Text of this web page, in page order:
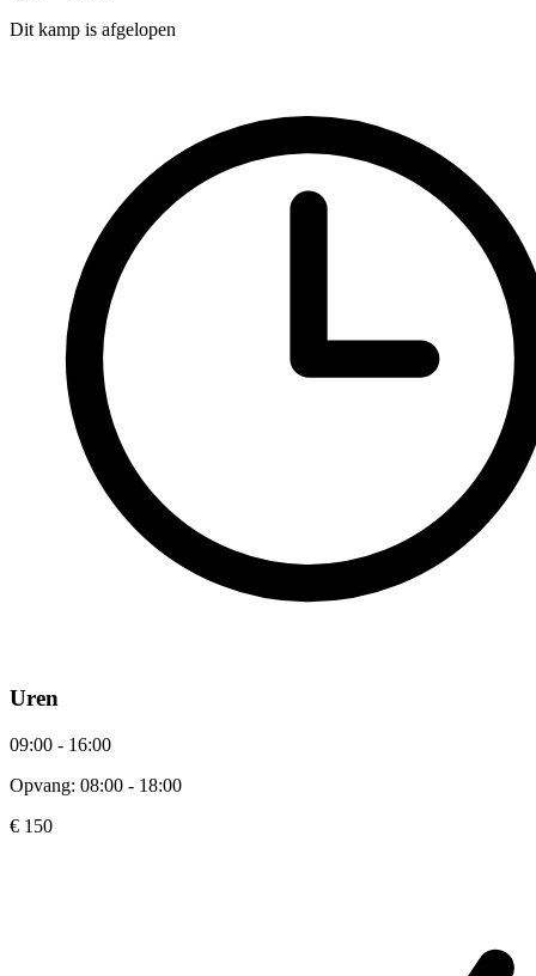
Dit kamp is afgelopen
Uren
09:00 - 16:00
Opvang: 08:00 - 18:00
€ 150